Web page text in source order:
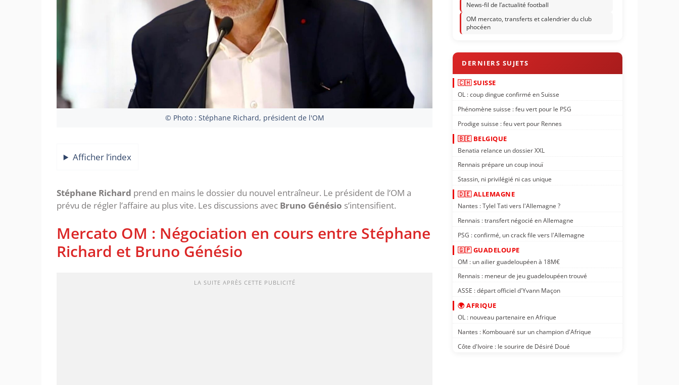
© Photo : Stéphane Richard, président de l'OM
Afficher l’index
Stéphane Richard prend en mains le dossier du nouvel entraîneur. Le président de l’OM a
prévu de régler l’affaire au plus vite. Les discussions avec Bruno Génésio s’intensifient.
Mercato OM : Négociation en cours entre Stéphane
Richard et Bruno Génésio
LA SUITE APRÈS CETTE PUBLICITÉ
News-fil de l’actualité football
OM mercato, transferts et calendrier du club
phocéen
🇨🇭 SUISSE
OL : coup dingue confirmé en Suisse
Phénomène suisse : feu vert pour le PSG
Prodige suisse : feu vert pour Rennes
🇧🇪 BELGIQUE
Benatia relance un dossier XXL
Rennais prépare un coup inouï
Stassin, ni privilégié ni cas unique
🇩🇪 ALLEMAGNE
Nantes : Tylel Tati vers l'Allemagne ?
Rennais : transfert négocié en Allemagne
PSG : confirmé, un crack file vers l'Allemagne
🇬🇵 GUADELOUPE
OM : un ailier guadeloupéen à 18M€
Rennais : meneur de jeu guadeloupéen trouvé
ASSE : départ officiel d'Yvann Maçon
🌍 AFRIQUE
OL : nouveau partenaire en Afrique
Nantes : Kombouaré sur un champion d'Afrique
Côte d'Ivoire : le sourire de Désiré Doué